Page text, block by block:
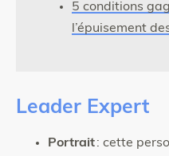
5 conditions
l’épuisement
Leader Expert
Portrait: cette